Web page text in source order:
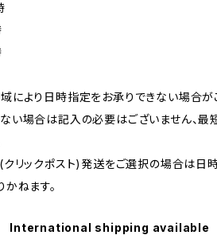
により日時指定をお承りできない場合が
い場合は記入の必要はございません、最
リックポスト)発送をご選択の場合は日
かねます。
International shipping available